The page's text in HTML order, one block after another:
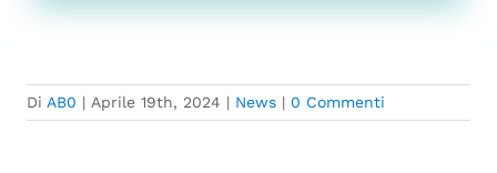
Di AB0 | Aprile 19th, 2024 | News | 0 Commenti